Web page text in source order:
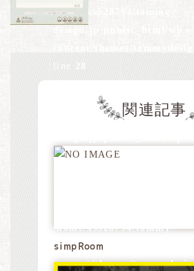
/home/xs528794/tommy-
line 28
: Attempt to read
/home/xs528794/
content/themes/
/home/xs528794/tommy-
design.jp/public_html/wp-
content/themes/
関連記事
simpRoom